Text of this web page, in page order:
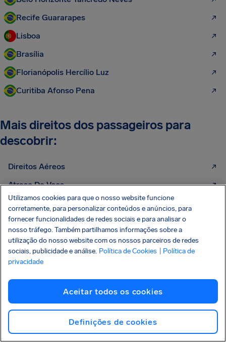
Recife Guararapes
Lisboa
Brasília
Florianópolis Hercílio Luz
Curitiba Afonso Pena
Mais direitos dos passageiros para
descobrir:
Direitos Aéreos
Atraso De Voos
Cancelamentos De Voos
Extravio De Bagagem
Perder Voo De Conexão
Embarque Recusado
Resolução Nº 400 da ANAC
Atraso De Voo Internacional
Cancelamento De Voo Internacional
Utilizamos cookies para que o nosso website funcione
corretamente, para personalizar conteúdos e anúncios, para
fornecer funcionalidades de redes sociais e para analisar o
nosso tráfego. Também partilhamos informações sobre a
utilização do nosso website com os nossos parceiros de redes
sociais, publicidade e análise. Política de Cookies
| Política de
privacidade
Aceitar todos os cookies
Definições de cookies